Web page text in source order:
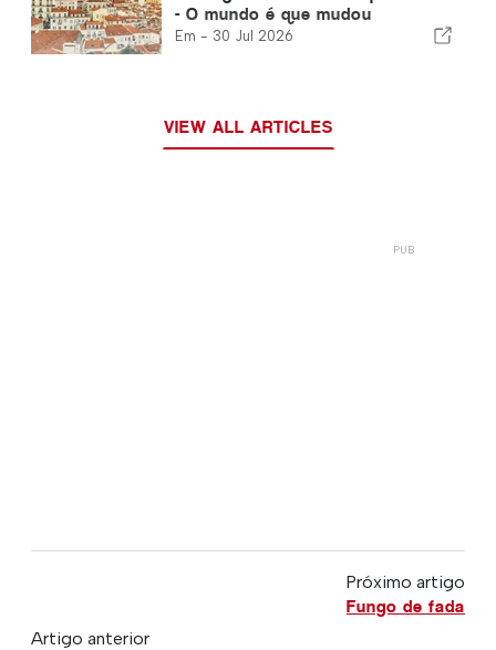
- O mundo é que mudou
Em - 30 Jul 2026
VIEW ALL ARTICLES
Próximo artigo
Fungo de fada
Artigo anterior